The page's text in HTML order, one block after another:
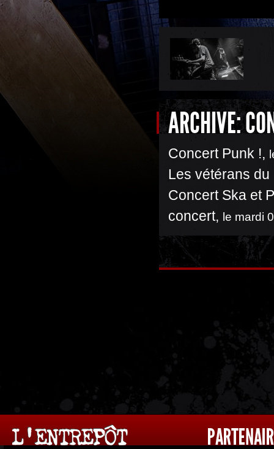
ARCHIVE:
Concert Punk !,
Les vétérans
Concert Ska et
concert, le mardi